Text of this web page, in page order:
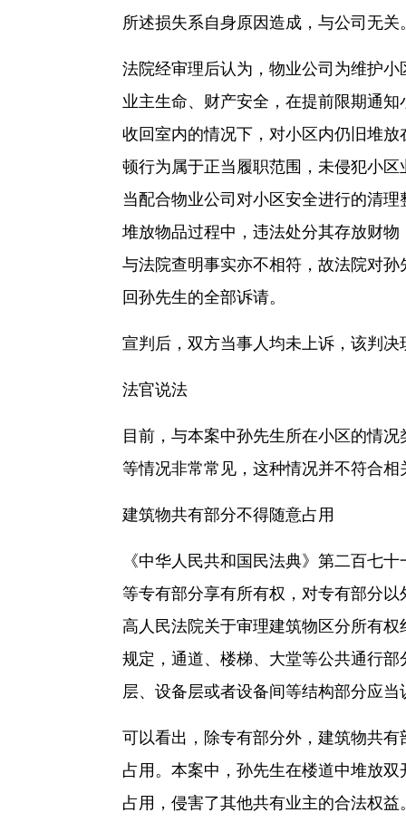
所述损失系自身原因造成，与公司无关
法院经审理后认为，物业公司为维护
业主生命、财产安全，在提前限期通
收回室内的情况下，对小区内仍旧堆
顿行为属于正当履职范围，未侵犯小
当配合物业公司对小区安全进行的清
堆放物品过程中，违法处分其存放财
与法院查明事实亦不相符，故法院对
回孙先生的全部诉请。
宣判后，双方当事人均未上诉，该判
法官说法
目前，与本案中孙先生所在小区的情
等情况非常常见，这种情况并不符合
建筑物共有部分不得随意占用
《中华人民共和国民法典》第二百七
等专有部分享有所有权，对专有部分
高人民法院关于审理建筑物区分所有
规定，通道、楼梯、大堂等公共通行
层、设备层或者设备间等结构部分应
可以看出，除专有部分外，建筑物共
占用。本案中，孙先生在楼道中堆放
占用，侵害了其他共有业主的合法权益